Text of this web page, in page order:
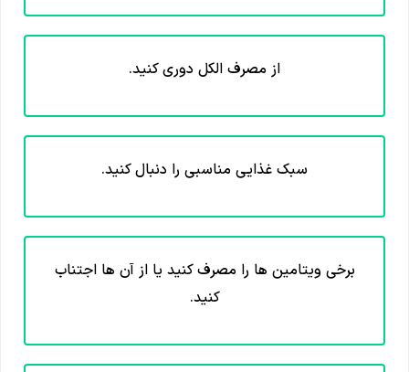
از مصرف الکل دوری کنید.
سبک غذایی مناسبی را دنبال کنید.
برخی ویتامین ها را مصرف کنید یا از آن ها اجتناب
کنید.